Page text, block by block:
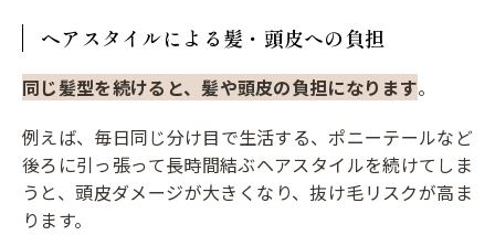
ヘアスタイルによる髪・頭皮への負担
同じ髪型を続けると、髪や頭皮の負担になります。
例えば、毎日同じ分け目で生活する、ポニーテールなど
後ろに引っ張って長時間結ぶヘアスタイルを続けてしま
うと、頭皮ダメージが大きくなり、抜け毛リスクが高ま
ります。